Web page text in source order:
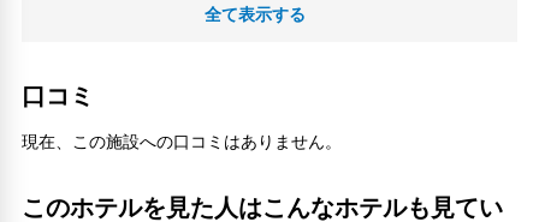
本栖湖(18.69km)
河口湖オルゴールの森(1.11km)
西湖いやしの里根場(10.45km)
全て表示する
口コミ
現在、この施設への口コミはありません。
このホテルを見た人はこんなホテルも見てい